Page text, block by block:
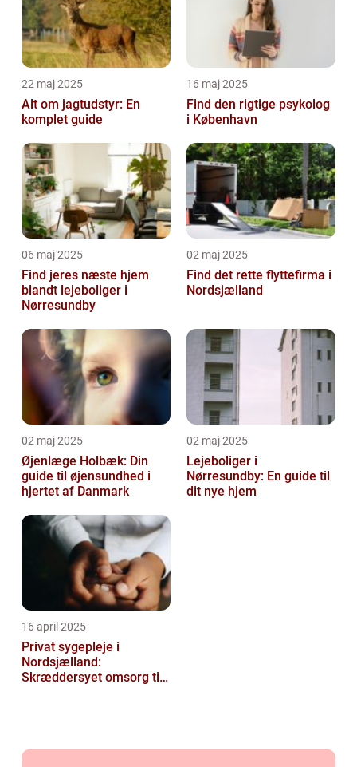
22 maj 2025
Alt om jagtudstyr: En
komplet guide
16 maj 2025
Find den rigtige psykolog
i København
06 maj 2025
Find jeres næste hjem
blandt lejeboliger i
Nørresundby
02 maj 2025
Find det rette flyttefirma i
Nordsjælland
02 maj 2025
Øjenlæge Holbæk: Din
guide til øjensundhed i
hjertet af Danmark
02 maj 2025
Lejeboliger i
Nørresundby: En guide til
dit nye hjem
16 april 2025
Privat sygepleje i
Nordsjælland:
Skræddersyet omsorg til